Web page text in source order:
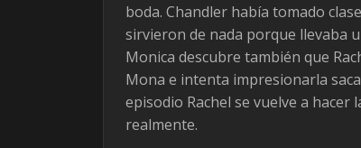
boda. Chandler había tomado
sirvieron de nada porque llevaba
Monica descubre también que
Mona e intenta impresionarla
episodio Rachel se vuelve a
realmente.